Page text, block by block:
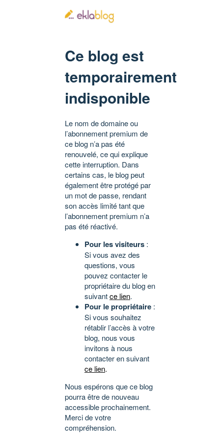
Ce blog est
temporairement
indisponible
Le nom de domaine ou
l’abonnement premium de
ce blog n’a pas été
renouvelé, ce qui explique
cette interruption. Dans
certains cas, le blog peut
également être protégé par
un mot de passe, rendant
son accès limité tant que
l’abonnement premium n’a
pas été réactivé.
Pour les visiteurs :
Si vous avez des
questions, vous
pouvez contacter le
propriétaire du blog en
suivantce lien.
Pour le propriétaire :
Si vous souhaitez
rétablir l’accès à votre
blog, nous vous
invitons à nous
contacter en suivant
ce lien.
Nous espérons que ce blog
pourra être de nouveau
accessible prochainement.
Merci de votre
compréhension.